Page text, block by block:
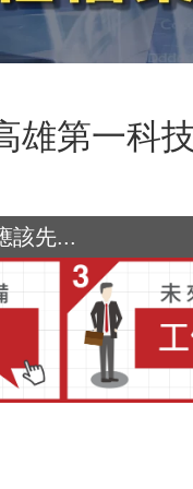
雄第一科
該先...